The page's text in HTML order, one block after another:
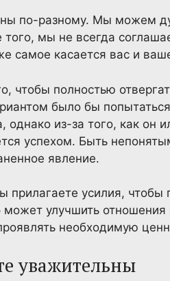
по-разному. Мы можем
мы не всегда
самое касается вас и
чтобы полностью
было бы
однако из-за того, как он
успехом. Быть
явление.
прилагаете усилия,
улучшить отношения
необходимую
уважительны